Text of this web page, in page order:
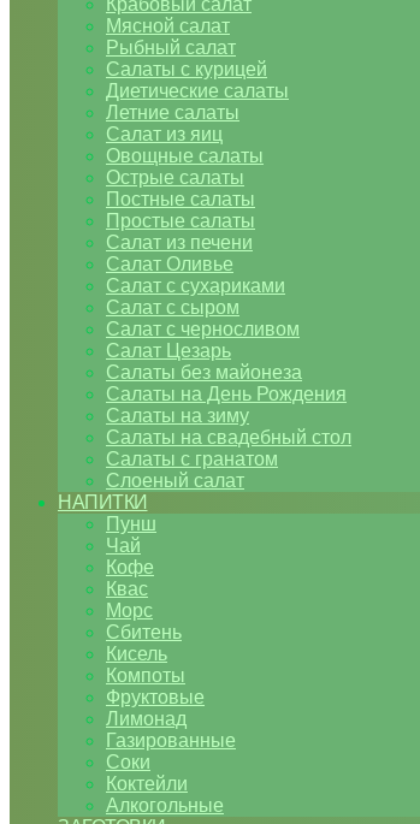
Крабовый салат
Мясной салат
Рыбный салат
Салаты с курицей
Диетические салаты
Летние салаты
Салат из яиц
Овощные салаты
Острые салаты
Постные салаты
Простые салаты
Салат из печени
Салат Оливье
Салат с сухариками
Салат с сыром
Салат с черносливом
Салат Цезарь
Салаты без майонеза
Салаты на День Рождения
Салаты на зиму
Салаты на свадебный стол
Салаты с гранатом
Слоеный салат
НАПИТКИ
Пунш
Чай
Кофе
Квас
Морс
Сбитень
Кисель
Компоты
Фруктовые
Лимонад
Газированные
Соки
Коктейли
Алкогольные